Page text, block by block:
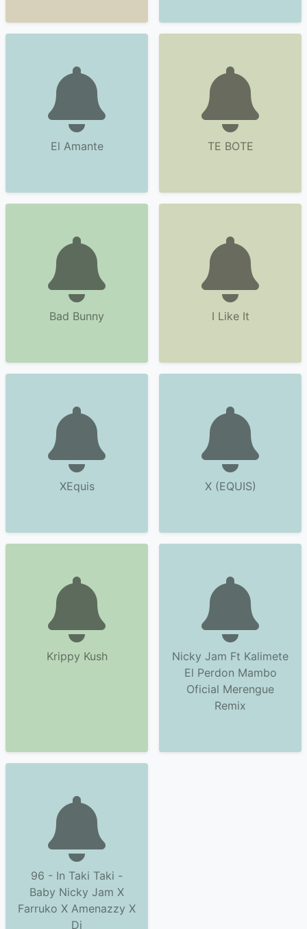
El Amante TE BOTE
Bad Bunny I Like It
XEquis X (EQUIS)
Krippy Kush
Nicky Jam Ft Kalimete
El Perdon Mambo
Oficial Merengue
Remix
96 - In Taki Taki -
Baby Nicky Jam X
Farruko X Amenazzy X
Dj